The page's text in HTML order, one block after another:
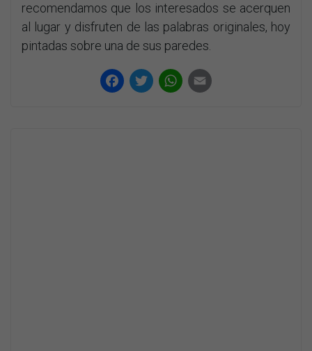
recomendamos que los interesados se acerquen
al lugar y disfruten de las palabras originales, hoy
pintadas sobre una de sus paredes.
Facebook
TwitterWhatsApp